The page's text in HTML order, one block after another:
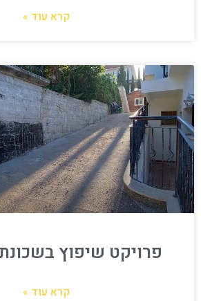
קרא עוד »
פרויקט שיפוץ
קרא עוד »